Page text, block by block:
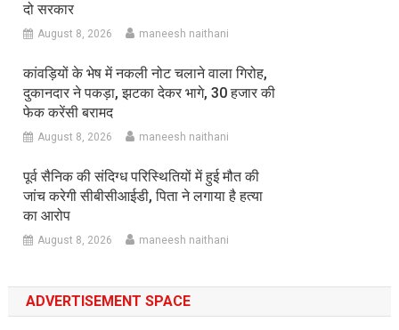
दो सरकार
August 8, 2026 maneesh naithani
कांवड़ियों के भेष में नकली नोट चलाने वाला गिरोह,
दुकानदार ने पकड़ा, झटका देकर भागे, 30 हजार की
फेक करेंसी बरामद
August 8, 2026 maneesh naithani
पूर्व सैनिक की संदिग्ध परिस्थितियों में हुई मौत की
जांच करेगी सीबीसीआईडी, पिता ने लगाया है हत्या
का आरोप
August 8, 2026 maneesh naithani
ADVERTISEMENT SPACE